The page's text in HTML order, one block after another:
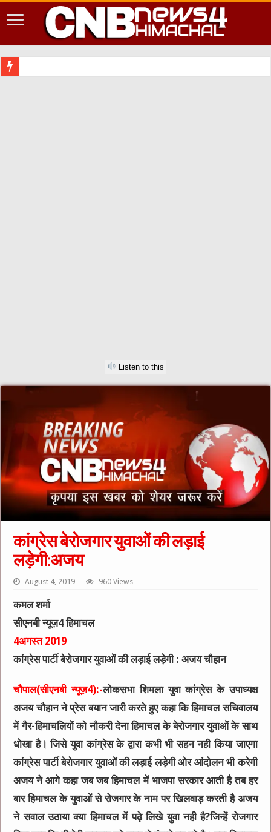
Listen to this
कांग्रेस बेरोजगार युवाओं की लड़ाई
लड़ेगी:अजय
August 4, 2019 960 Views
कमल शर्मा
सीएनबी न्यूज़4 हिमाचल
4अगस्त 2019
कांग्रेस पार्टी बेरोजगार युवाओं की लड़ाई लड़ेगी : अजय चौहान
चौपाल(सीएनबी न्यूज़4):-लोकसभा शिमला युवा कांग्रेस के उपाध्यक्ष
अजय चौहान ने प्रेस बयान जारी करते हुए कहा कि हिमाचल सचिवालय
में गैर-हिमाचलियों को नौकरी देना हिमाचल के बेरोजगार युवाओं के साथ
धोखा है। जिसे युवा कांग्रेस के द्वारा कभी भी सहन नही किया जाएगा
कांग्रेस पार्टी बेरोजगार युवाओं की लड़ाई लड़ेगी ओर आंदोलन भी करेगी
अजय ने आगे कहा जब जब हिमाचल में भाजपा सरकार आती है तब हर
बार हिमाचल के युवाओं से रोजगार के नाम पर खिलवाड़ करती है अजय
ने सवाल उठाया क्या हिमाचल में पढ़े लिखे युवा नही है?जिन्हें रोजगार